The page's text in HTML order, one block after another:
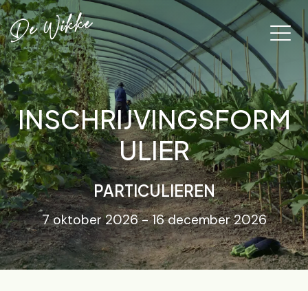
INSCHRIJVINGSFORM
ULIER
PARTICULIEREN
7 oktober 2026 - 16 december 2026